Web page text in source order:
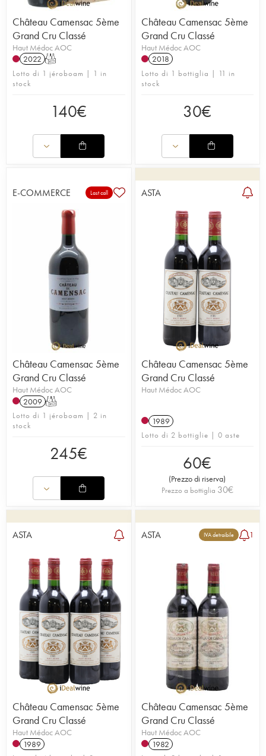
Château Camensac 5ème
Grand Cru Classé
Haut Médoc AOC
2022 T
Lotto di 1 jéroboam | 1 in
stock
140€
Château Camensac 5ème
Grand Cru Classé
Haut Médoc AOC
2018
Lotto di 1 bottiglia | 11 in
stock
30€
E-COMMERCE Last call
Château Camensac 5ème
Grand Cru Classé
Haut Médoc AOC
2009 T
Lotto di 1 jéroboam | 2 in
stock
245€
ASTA
Château Camensac 5ème
Grand Cru Classé
Haut Médoc AOC
1989
Lotto di 2 bottiglie | 0 aste
60€
(Prezzo di riserva)
Prezzo a bottiglia 30€
ASTA
Château Camensac 5ème
Grand Cru Classé
Haut Médoc AOC
1989
ASTA IVA detraibile 1
Château Camensac 5ème
Grand Cru Classé
Haut Médoc AOC
1982